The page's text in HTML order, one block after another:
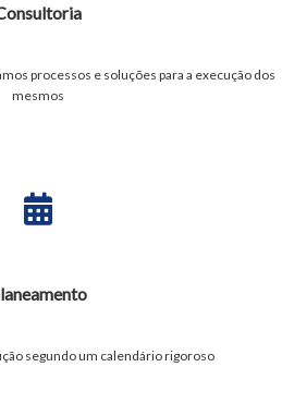
processos e soluções para a execução dos
mesmos
segundo um calendário rigoroso